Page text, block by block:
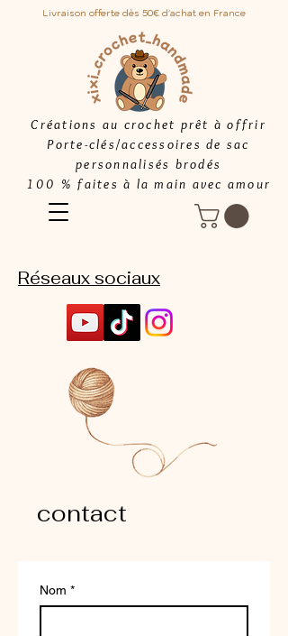
Créations au crochet prêt à offrir
Porte-clés/accessoires de sac
personnalisés brodés
100 % faites à la main avec amour
Livraison offerte dès 50€ d'achat en France
Réseaux sociaux
contact
Nom *